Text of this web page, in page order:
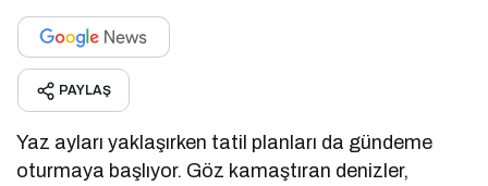
PAYLAŞ
Yaz ayları yaklaşırken tatil planları da gündeme
oturmaya başlıyor. Göz kamaştıran denizler,